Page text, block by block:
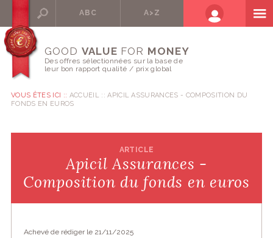
ABC A>Z
GOOD VALUE FOR MONEY
Des offres sélectionnées sur la base de
leur bon rapport qualité / prix global
VOUS ÊTES ICI :: ACCUEIL
APICIL ASSURANCES - COMPOSITION DU
FONDS EN EUROS
ARTICLE
Apicil Assurances -
Composition du fonds en euros
Achevé de rédiger le 21/11/2025